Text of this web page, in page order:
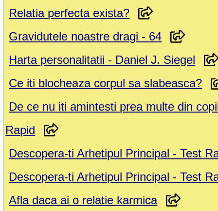
Relatia perfecta exista?
Gravidutele noastre dragi - 64
Harta personalitatii - Daniel J. Siegel
Ce iti blocheaza corpul sa slabeasca?
De ce nu iti amintesti prea multe din
Rapid
Descopera-ti Arhetipul Principal - Test
Descopera-ti Arhetipul Principal - Test
Afla daca ai o relatie karmica